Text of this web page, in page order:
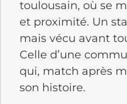
toulousain, où se
et proximité. Un
mais vécu avant
Celle d’une
qui, match après
son histoire.